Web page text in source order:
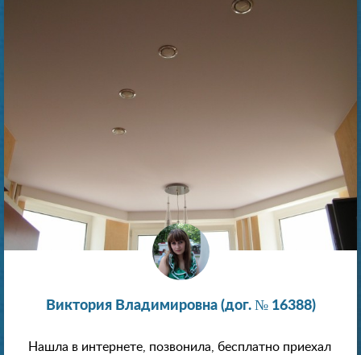
Виктория Владимировна (дог. № 16388)
Нашла в интернете, позвонила, бесплатно приехал